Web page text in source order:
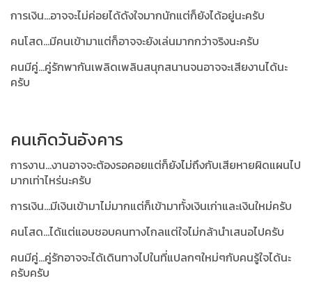
การเงิน...อาจจะไม่ค่อยได้ดังใจมากนักแต่ก็ยังได้อยู่นะครับ
คนโสด...มีคนเข้ามาแต่ก็อาจจะยังเล่นมากกว่าจริงนะครับ
คนมีคู่...คู่รักพากันเพลิดเพลินสนุกสนานจนอาจจะเสียงานได้นะ
ครับ
คนเกิดวันอังคาร
การงาน...งานอาจจะต้องรอคอยแต่ก็ยังไม่ถึงกับเสียหายผิดแผนไป
มากเท่าไหร่นะครับ
การเงิน...มีเงินเข้ามาไม่มากแต่ก็เข้ามาทั้งเงินเก่าและเงินใหม่ครับ
คนโสด...ได้แต่แอบชอบคนทางไกลแต่ใจไม่กล้านำเสนอไปครับ
คนมีคู่...คู่รักอาจจะได้เดินทางไปในที่แปลกๆใหม่ๆกับคนรู้ใจได้นะ
ครับครับ